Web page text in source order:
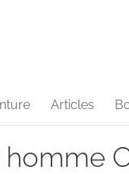
Articles
homme